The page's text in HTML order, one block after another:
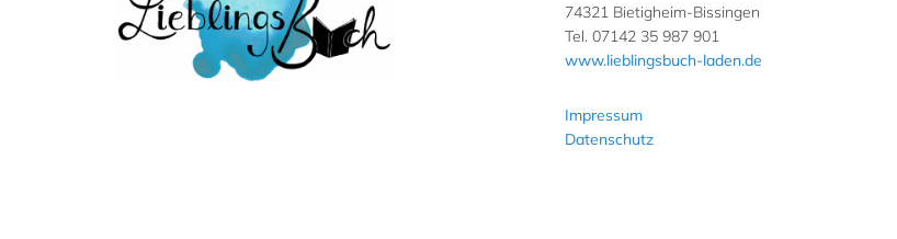
74321 Bietigheim-Bissingen
Tel. 07142 35 987 901
www.lieblingsbuch-laden.de
Impressum
Datenschutz